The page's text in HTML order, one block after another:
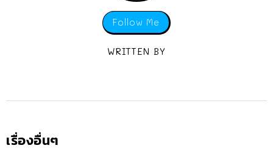
Follow Me
WRITTEN BY
เรื่องอื่นๆ